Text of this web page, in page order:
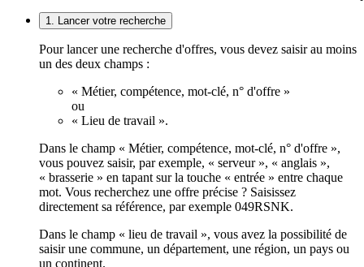
1. Lancer votre recherche
Pour lancer une recherche d'offres, vous devez saisir au moins
un des deux champs :
« Métier, compétence, mot-clé, n° d'offre »
ou
« Lieu de travail ».
Dans le champ « Métier, compétence, mot-clé, n° d'offre »,
vous pouvez saisir, par exemple, « serveur », « anglais »,
« brasserie » en tapant sur la touche « entrée » entre chaque
mot. Vous recherchez une offre précise ? Saisissez
directement sa référence, par exemple 049RSNK.
Dans le champ « lieu de travail », vous avez la possibilité de
saisir une commune, un département, une région, un pays ou
un continent.